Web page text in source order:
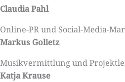
Claudia Pahl
Online-PR und Social-Media-
Markus Golletz
Musikvermittlung und
Katja Krause